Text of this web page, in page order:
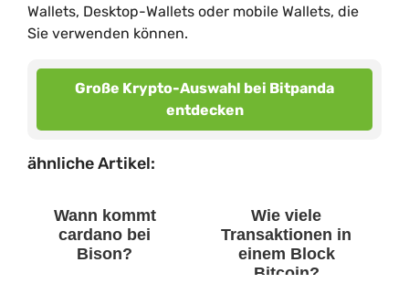
Wallets, Desktop-Wallets oder mobile Wallets, die
Sie verwenden können.
Große Krypto-Auswahl bei Bitpanda
entdecken
ähnliche Artikel:
Wann kommt
cardano bei
Bison?
Wie viele
Transaktionen in
einem Block
Bitcoin?